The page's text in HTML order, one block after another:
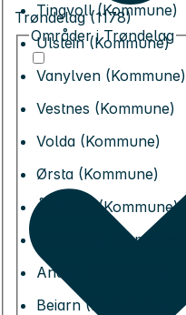
Tingvoll (Kommune)
Ulstein (Kommune)
Vanylven (Kommune)
Vestnes (Kommune)
Volda (Kommune)
Ørsta (Kommune)
Ålesund (Kommune)
Alstahaug (Kommune)
Andøy (Kommune)
Beiarn (Kommune)
Trøndelag (1178)
Områder i Trøndelag